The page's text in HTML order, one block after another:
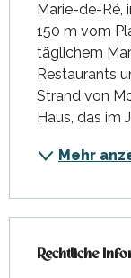
Marie-de-Ré,
150 m vom
täglichem
Restaurants
Strand von
Haus, das im
Mehr
Rechtliche
Rechtliche